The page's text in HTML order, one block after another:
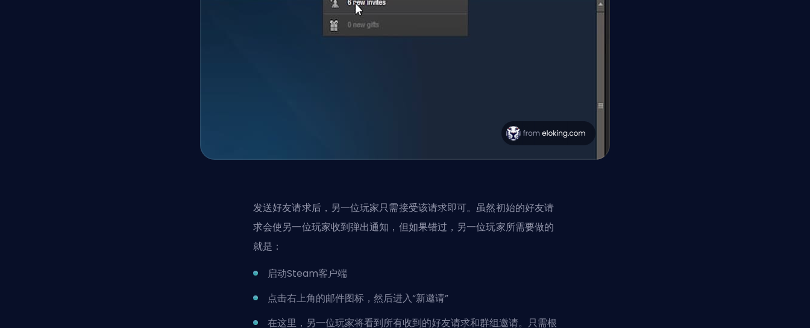
发送好友请求后，另一位玩家只需接受该请求即可。虽然初始的好友请
求会使另一位玩家收到弹出通知，但如果错过，另一位玩家所需要做的
就是：
启动Steam客户端
点击右上角的邮件图标，然后进入“新邀请”
在这里，另一位玩家将看到所有收到的好友请求和群组邀请。只需根